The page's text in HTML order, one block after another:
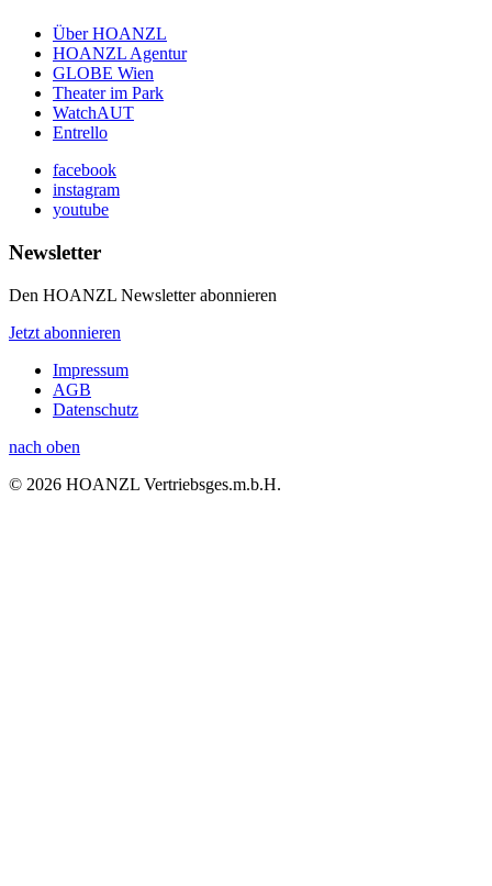
Über HOANZL
HOANZL Agentur
GLOBE Wien
Theater im Park
WatchAUT
Entrello
facebook
instagram
youtube
Newsletter
Den HOANZL Newsletter abonnieren
Jetzt abonnieren
Impressum
AGB
Datenschutz
nach oben
© 2026 HOANZL Vertriebsges.m.b.H.